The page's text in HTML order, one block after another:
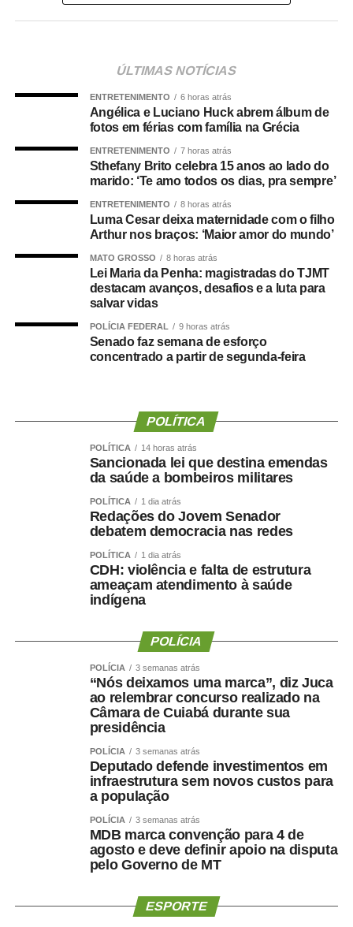
&Comp=66DC413E3C&Cli=D046312B
Entre as novidades desta edição está a inclusão das
modalidades de boliche e vôlei de praia nos Jogos
percurso entre o Residencial Paris e a Praia do Cortado,
aberto à participação da comunidade. A Praia do Cortado
também passa a integrar oficialmente a programação
esportiva dos jogos. As disputas de beach tennis, vôlei de
praia e futevôlei serão realizadas no local.
A programação dos Jogos Olímpicos conta com
modalidades coletivas e individuais, como basquetebol,
futsal, futebol sete, handebol, voleibol, ciclismo, mountain
bike, natação, karatê, tênis de mesa, xadrez, basquete
3×3, beach tennis, futevôlei e vôlei de praia. Já os 3º
Jogos Paralímpicos de Sinop contarão com disputas de
Gabriel Vasconcelos, destacou que os jogos representam
uma das principais ações de incentivo ao esporte
desenvolvidas pela Prefeitura de Sinop e contribuem
para ampliar a participação da população em atividades
esportivas. “Os Jogos Olímpicos e os Jogos Paralímpicos
de Sinop são eventos tradicionais e muito aguardados
pela comunidade esportiva. A competição oferece
oportunidades para atletas de diferentes modalidades
demonstrarem seu potencial, conquistarem resultados e
incentivam a prática esportiva e fortalecem o esporte
como ferramenta de integração social e desenvolvimento
humano”, afirmou.
O secretário também destacou que as novidades desta
edição ampliam o alcance do evento e aproximam ainda
mais a população das atividades esportivas. “A inclusão
de novas modalidades e a realização de disputas na
Praia do Cortado representam mais uma evolução dos
jogos. Essas mudanças ampliam as oportunidades de
participação, valorizam os espaços públicos do município
e tornam a competição ainda mais atrativa para atletas,
familiares e espectadores. O esporte tem a capacidade
qualidade de vida da população”, explicou.
ÚLTIMAS NOTÍCIAS
ENTRETENIMENTO 6 horas atrás
Angélica e Luciano Huck abrem álbum de
fotos em férias com família na Grécia
ENTRETENIMENTO 7 horas atrás
Sthefany Brito celebra 15 anos ao lado do
marido: ‘Te amo todos os dias, pra sempre’
ENTRETENIMENTO 8 horas atrás
Luma Cesar deixa maternidade com o filho
Arthur nos braços: ‘Maior amor do mundo’
MATO GROSSO 8 horas atrás
Lei Maria da Penha: magistradas do TJMT
destacam avanços, desafios e a luta para
salvar vidas
POLÍCIA FEDERAL 9 horas atrás
Senado faz semana de esforço
concentrado a partir de segunda-feira
POLÍTICA
POLÍTICA 14 horas atrás
Sancionada lei que destina emendas
da saúde a bombeiros militares
POLÍTICA 1 dia atrás
Redações do Jovem Senador
debatem democracia nas redes
POLÍTICA 1 dia atrás
CDH: violência e falta de estrutura
ameaçam atendimento à saúde
indígena
POLÍCIA
POLÍCIA 3 semanas atrás
“Nós deixamos uma marca”, diz Juca
ao relembrar concurso realizado na
Câmara de Cuiabá durante sua
presidência
POLÍCIA 3 semanas atrás
Deputado defende investimentos em
infraestrutura sem novos custos para
a população
POLÍCIA 3 semanas atrás
MDB marca convenção para 4 de
agosto e deve definir apoio na disputa
pelo Governo de MT
ESPORTE